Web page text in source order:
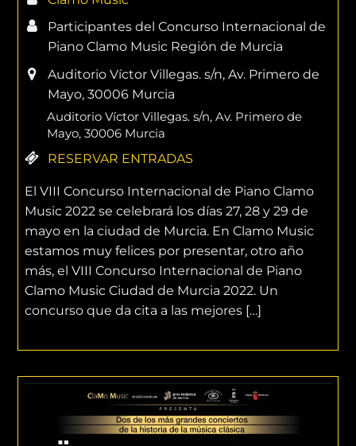
Participantes del Concurso Internacional de
Piano Clamo Music Región de Murcia
Auditorio Víctor Villegas. s/n, Av. Primero de
Mayo, 30006 Murcia
Auditorio Víctor Villegas. s/n, Av. Primero de
Mayo, 30006 Murcia
RESERVAR ENTRADAS
El VIII Concurso Internacional de Piano Clamo
Music 2022 se celebrará los días 27, 28 y 29 de
mayo en la ciudad de Murcia. En Clamo Music
estamos muy felices por presentar, otro año
más, el VIII Concurso Internacional de Piano
Clamo Music Ciudad de Murcia 2022. Un
concurso que da cita a las mejores […]